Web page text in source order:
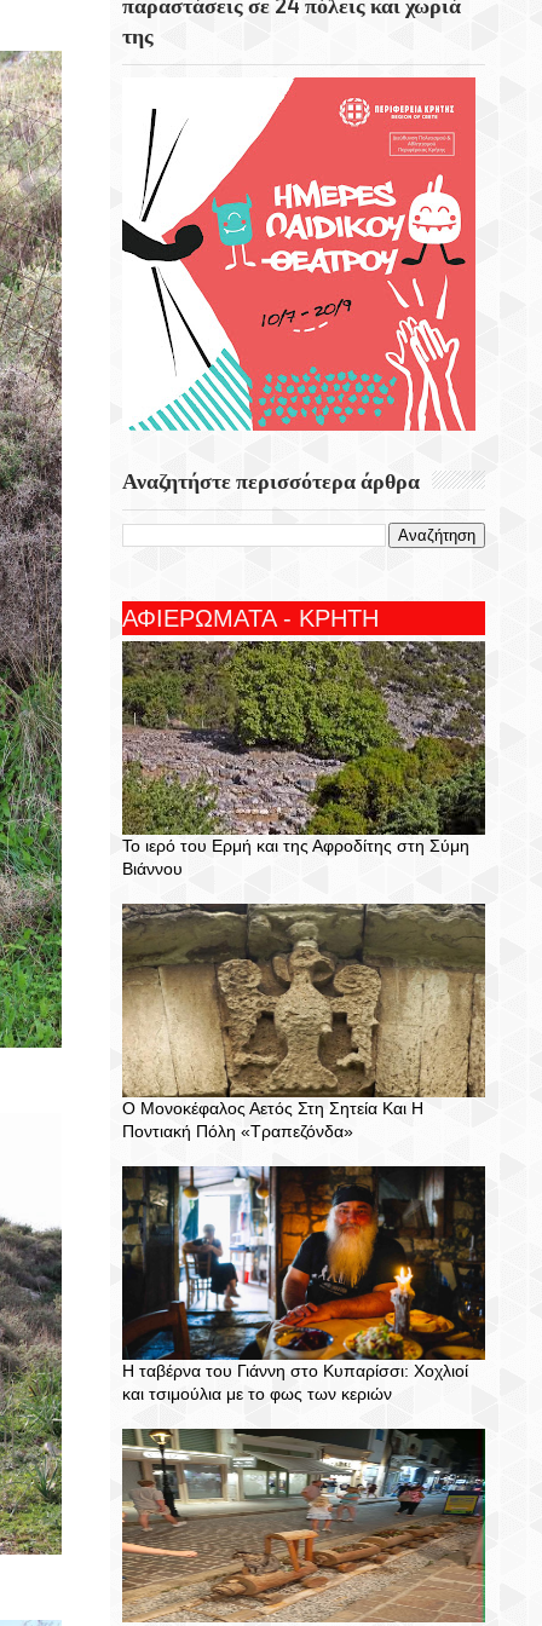
Το Εκκλησάκι Του Τιμίου Σταυρού Στο
Στρούμπουλα
6 Αυγούστου 1999 Φεύγει Απο Την Ζωή Η
Ρίτα Σακελαρίου
Eορτή Της Μεταμόρφωσης Του Σωτήρος
παραστάσεις σε 24 πόλεις και χωριά
της
Αναζητήστε περισσότερα άρθρα
ΑΦΙΕΡΩΜΑΤΑ - ΚΡΗΤΗ
Το ιερό του Ερμή και της Αφροδίτης στη Σύμη
Βιάννου
Ο Μονοκέφαλος Αετός Στη Σητεία Και Η
Ποντιακή Πόλη «Τραπεζόνδα»
Η ταβέρνα του Γιάννη στο Κυπαρίσσι: Χοχλιοί
και τσιμούλια με το φως των κεριών